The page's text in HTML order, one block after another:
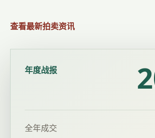
查看最新拍卖资讯
年度战报
全年成交